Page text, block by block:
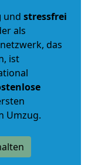
und stressfrei
als
das
ist
Umzug.